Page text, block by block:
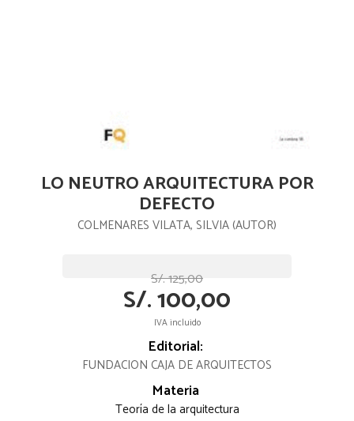
LO NEUTRO ARQUITECTURA POR
DEFECTO
COLMENARES VILATA, SILVIA (AUTOR)
S/. 125,00
S/. 100,00
IVA incluido
Editorial:
FUNDACION CAJA DE ARQUITECTOS
Materia
Teoría de la arquitectura